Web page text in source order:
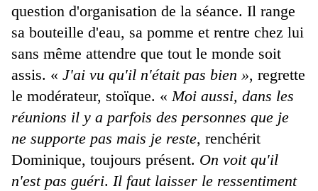
question d'organisation de la séance. Il range
sa bouteille d'eau, sa pomme et rentre chez lui
sans même attendre que tout le monde soit
assis. « J'ai vu qu'il n'était pas bien », regrette
le modérateur, stoïque. «Moi aussi, dans les
réunions il y a parfois des personnes que je
ne supporte pas mais je reste, renchérit
Dominique, toujours présent. On voit qu'il
n'est pas guéri. Il faut laisser le ressentiment